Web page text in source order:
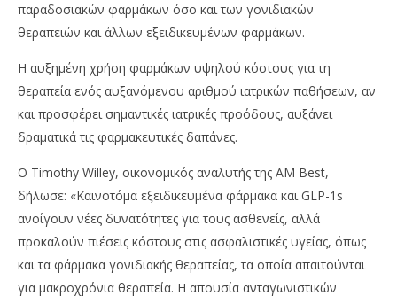
παραδοσιακών φαρμάκων όσο και των γονιδιακών
θεραπειών και άλλων εξειδικευμένων φαρμάκων.
Η αυξημένη χρήση φαρμάκων υψηλού κόστους για τη
θεραπεία ενός αυξανόμενου αριθμού ιατρικών παθήσεων, αν
και προσφέρει σημαντικές ιατρικές προόδους, αυξάνει
δραματικά τις φαρμακευτικές δαπάνες.
Ο Timothy Willey, οικονομικός αναλυτής της AM Best,
δήλωσε: «Καινοτόμα εξειδικευμένα φάρμακα και GLP-1s
ανοίγουν νέες δυνατότητες για τους ασθενείς, αλλά
προκαλούν πιέσεις κόστους στις ασφαλιστικές υγείας, όπως
και τα φάρμακα γονιδιακής θεραπείας, τα οποία απαιτούνται
για μακροχρόνια θεραπεία. Η απουσία ανταγωνιστικών